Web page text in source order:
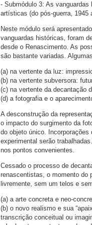
- Submódulo 3: As
artísticas (do pós-guerra, 1945
Neste módulo será
vanguardas históricas, foram
desde o Renascimento. As
são bastante variadas.
(a) na vertente da luz:
(b) na vertente subversora:
(c) na vertente da decantação
(d) a fotografia e o
A desconstrução da
o impacto do surgimento da
do objeto único.
experimental serão
nos pontos convenientes.
Cessado o processo de
renascentistas, o momento do
livremente, sem um telos e
(a) a arte concreta e neo-
(b) o novo realismo e sua
transcrição conceitual ou